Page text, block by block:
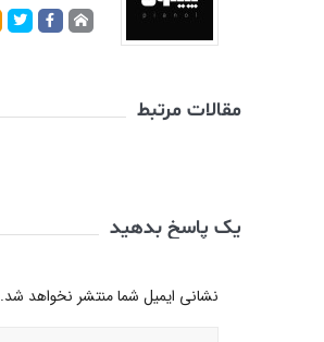
مقالات مرتبط
یک پاسخ بدهید
نشانی ایمیل شما منتشر نخواهد شد.